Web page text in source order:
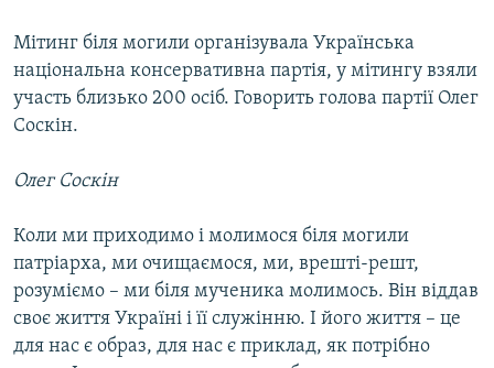
Мітинг біля могили організувала Українська
національна консервативна партія, у мітингу взяли
участь близько 200 осіб. Говорить голова партії Олег
Соскін.
Олег Соскін
Коли ми приходимо і молимося біля могили
патріарха, ми очищаємося, ми, врешті-решт,
розуміємо – ми біля мученика молимось. Він віддав
своє життя Україні і її служінню. І його життя – це
для нас є образ, для нас є приклад, як потрібно